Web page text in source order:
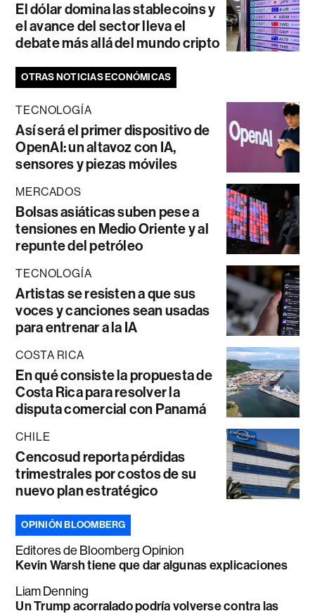
El dólar domina las stablecoins y
el avance del sector lleva el
debate más allá del mundo cripto
OTRAS NOTICIAS ECONÓMICAS
TECNOLOGÍA
Así será el primer dispositivo de
OpenAI: un altavoz con IA,
sensores y piezas móviles
MERCADOS
Bolsas asiáticas suben pese a
tensiones en Medio Oriente y al
repunte del petróleo
TECNOLOGÍA
Artistas se resisten a que sus
voces y canciones sean usadas
para entrenar a la IA
COSTA RICA
En qué consiste la propuesta de
Costa Rica para resolver la
disputa comercial con Panamá
CHILE
Cencosud reporta pérdidas
trimestrales por costos de su
nuevo plan estratégico
OPINIÓN BLOOMBERG
Editores de Bloomberg Opinion
Kevin Warsh tiene que dar algunas explicaciones
Liam Denning
Un Trump acorralado podría volverse contra las